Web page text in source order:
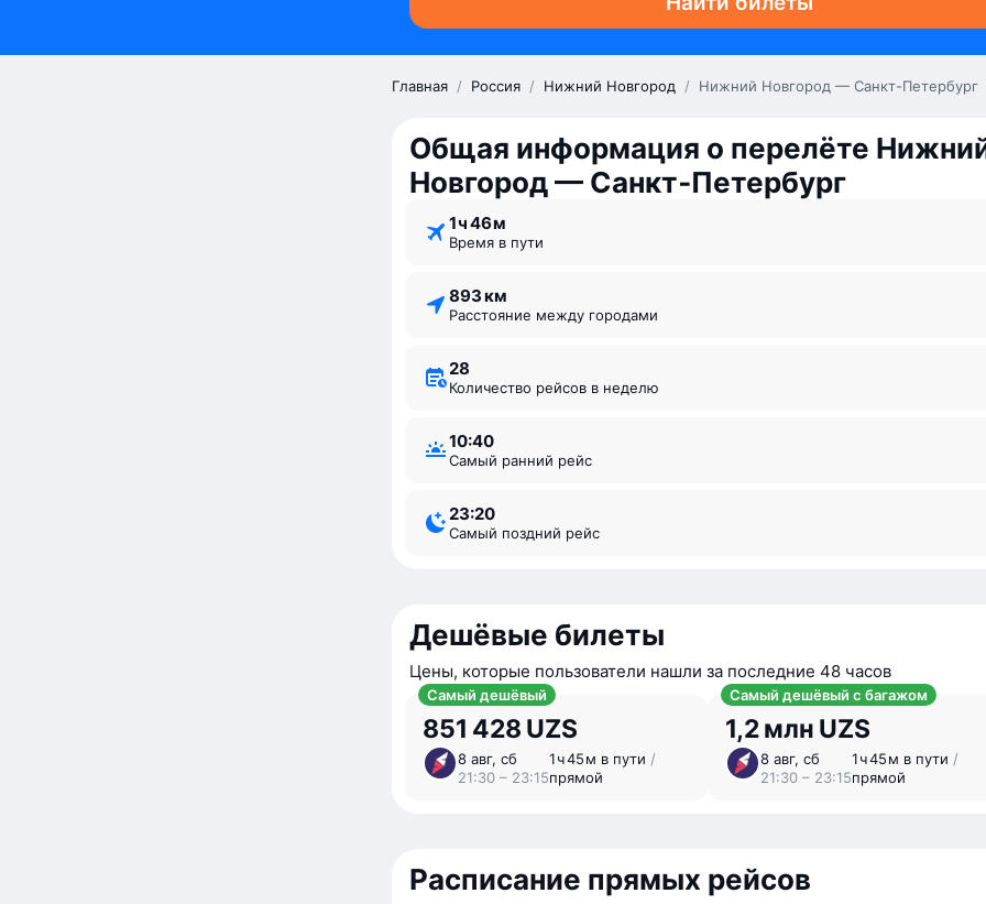
Главная / Россия / Нижний Новгород / Нижний Новгород — Санкт-Петербург
Общая информация о перелёте
Новгород — Санкт‑Петербург
1 ⁠ч 46 ⁠м
Время в пути
893 км
Расстояние между городами
28
Количество рейсов в неделю
10:40
Самый ранний рейс
23:20
Самый поздний рейс
Дешёвые билеты
Цены, которые пользователи нашли за последние 48 часов
Самый дешёвый
851 428 UZS
8 авг, сб
21:30 – 23:15
1 ⁠ч 45 ⁠м в пути /
прямой
Самый дешёвый с багажом
1,2 млн UZS
8 авг, сб
21:30 – 23:15
1 ⁠ч 45 ⁠м в пути /
прямой
Расписание прямых рейсов